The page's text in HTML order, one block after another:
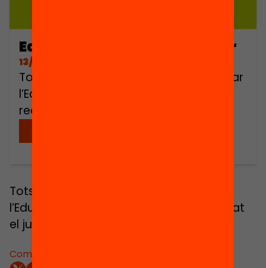
Edulab de pensament Maker
13/06/2016
Tots els materials i la guia per a replicar
l’Edulab sobre pensament maker
realitzat el juny del 2016.
Comparteix:
Tots els materials i la guia per a replicar
l’Edulab sobre pensament maker realitzat
el juny del 2016.